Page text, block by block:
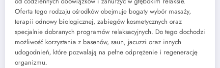
Oferta tego rodzaju ośrodków obejmuje bogaty wybór masaży,
terapii odnowy biologicznej, zabiegów kosmetycznych oraz
specjalnie dobranych programów relaksacyjnych. Do tego dochodzi
możliwość korzystania z basenów, saun, jacuzzi oraz innych
udogodnień, które pozwalają na pełne odprężenie i regenerację
organizmu.